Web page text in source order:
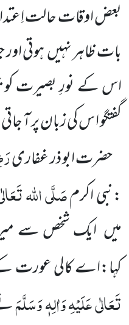
بعض اوقات حالت
بات ظاہر نہیںہوتی
اس کے نورِ بصیرت کو
گفتگو ا س کی زبان پر آ
حضرت ابو ذر غفاری
:نبی اکرمصَلَّی اللہ
میں ایکشخص سے
کہا:اے کالی عورت کے
تَعَالٰی عَلَیْہِوَاٰلِہٖ وَسَلَّمَ